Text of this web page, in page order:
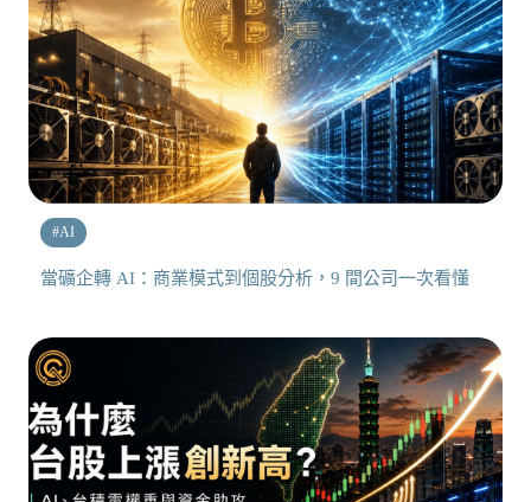
#AI
當礦企轉 AI：商業模式到個股分析，9 間公司一次看懂